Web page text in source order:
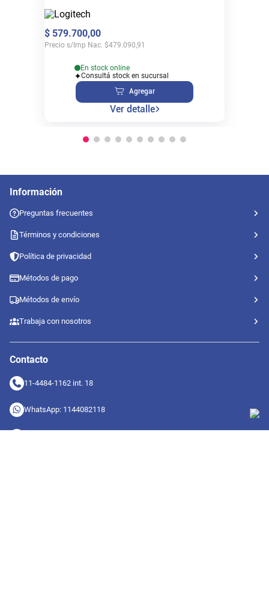
$ 579.700,00
Precio s/Imp Nac. $479.090,91
En stock online
Consultá stock en sucursal
Agregar
Ver detalle
Información
Preguntas frecuentes
Términos y condiciones
Política de privacidad
Métodos de pago
Métodos de envío
Trabaja con nosotros
Contacto
11-4484-1162 int. 18
WhatsApp: 1144082118